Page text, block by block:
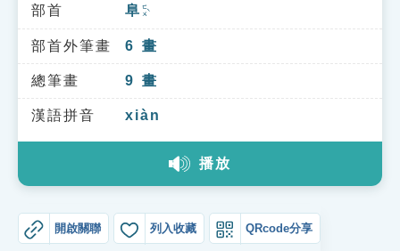
索引選單
知識索引
單字索引
生命大百科索引
教學應用
部首 阜 ㄈㄨˋ
部首外筆畫 6 畫
總筆畫 9 畫
漢語拼音 xiàn
播放
開啟關聯 列入收藏 QRcode分享